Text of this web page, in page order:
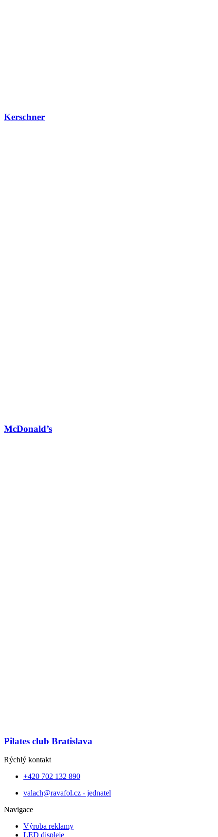
Kerschner
McDonald’s
Pilates club Bratislava
Rýchlý kontakt
+420 702 132 890
valach@ravafol.cz - jednatel
Navigace
Výroba reklamy
LED displeje